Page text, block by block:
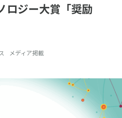
ロジー大賞「奨励
メディア掲載